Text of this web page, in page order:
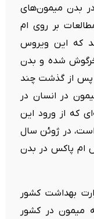
آبله میمون اولین بار در سال ۱۹۵۸ در بدن میمون‌های
بر روی ام
که این ویروس
شده و بدن
پس از گذشت چند
در انسان در
که از ورود این
در ژوئن سال
ام پاکس در بدن
بهداشت کشور
میمون در کشور